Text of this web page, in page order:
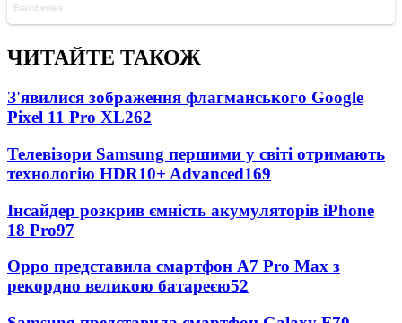
ЧИТАЙТЕ ТАКОЖ
З'явилися зображення флагманського Google
Pixel 11 Pro XL262
Телевізори Samsung першими у світі отримають
технологію HDR10+ Advanced169
Інсайдер розкрив ємність акумуляторів iPhone
18 Pro97
Oppo представила смартфон A7 Pro Max з
рекордно великою батареєю52